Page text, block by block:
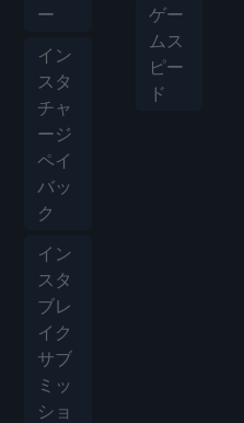
ー
イン
スタ
チャ
ージ
ペイ
バッ
ク
イン
スタ
ブレ
イク
サブ
ミッ
ショ
ゲー
ムス
ピー
ド